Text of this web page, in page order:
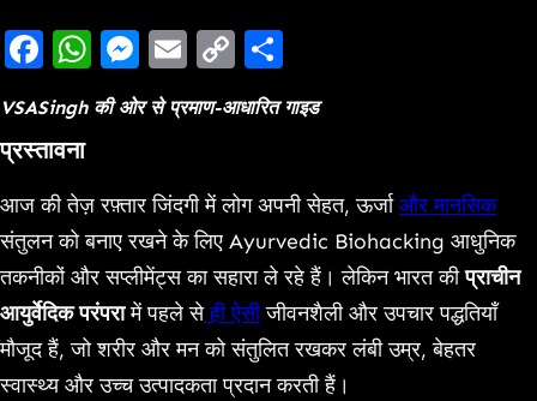
Facebook
WhatsApp
Messenger
Email
Copy
Link
VSASingh की ओर से प्रमाण-आधारित गाइड
प्रस्तावना
आज की तेज़ रफ़्तार जिंदगी में लोग अपनी सेहत, ऊर्जाऔर मानसिक
संतुलन को बनाए रखने के लिए Ayurvedic Biohacking आधुनिक
तकनीकों और सप्लीमेंट्स का सहारा ले रहे हैं। लेकिन भारत कीप्राचीन
आयुर्वेदिक परंपरामें पहले सेही ऐसीजीवनशैली और उपचार पद्धतियाँ
मौजूद हैं, जो शरीर और मन को संतुलित रखकर लंबी उम्र, बेहतर
स्वास्थ्य और उच्च उत्पादकता प्रदान करती हैं।